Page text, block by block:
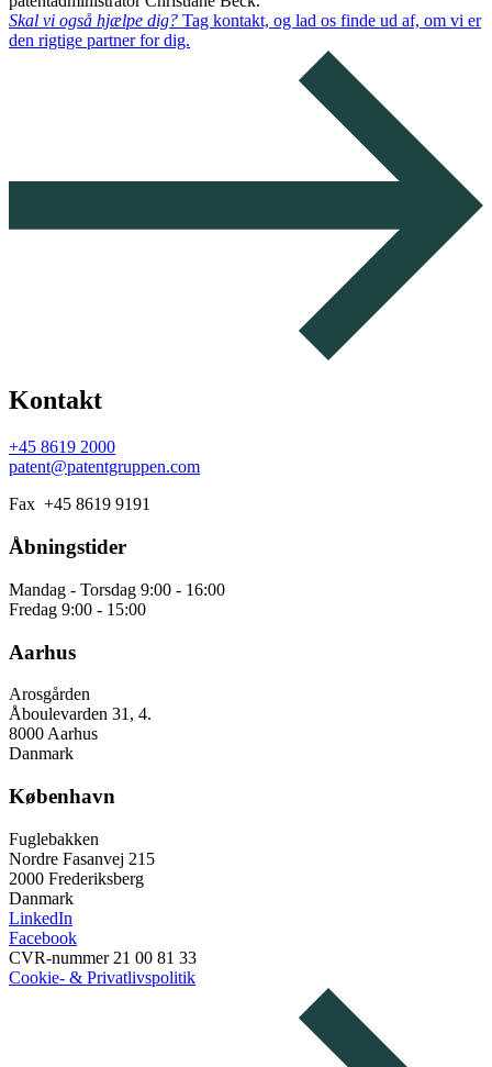
Skal vi også hjælpe dig? Tag kontakt, og lad os finde ud af, om vi er
den rigtige partner for dig.
Kontakt
+45 8619 2000
patent@patentgruppen.com
Fax +45 8619 9191
Åbningstider
Mandag - Torsdag 9:00 - 16:00
Fredag 9:00 - 15:00
Aarhus
Arosgården
Åboulevarden 31, 4.
8000 Aarhus
Danmark
København
Fuglebakken
Nordre Fasanvej 215
2000 Frederiksberg
Danmark
LinkedIn
Facebook
CVR-nummer 21 00 81 33
Cookie- & Privatlivspolitik